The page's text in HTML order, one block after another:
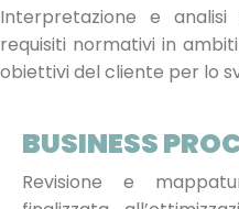
BUSINESS
Revisione e
Interpretazione e
requisiti normativi in
obiettivi del cliente per lo